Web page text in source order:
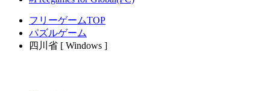
フリーゲームTOP
パズルゲーム
四川省 [ Windows ]